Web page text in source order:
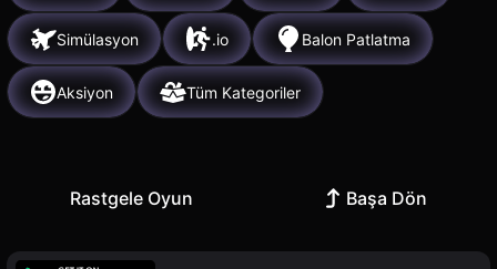
Simülasyon .io Balon Patlatma
Aksiyon Tüm Kategoriler
Rastgele Oyun Başa Dön